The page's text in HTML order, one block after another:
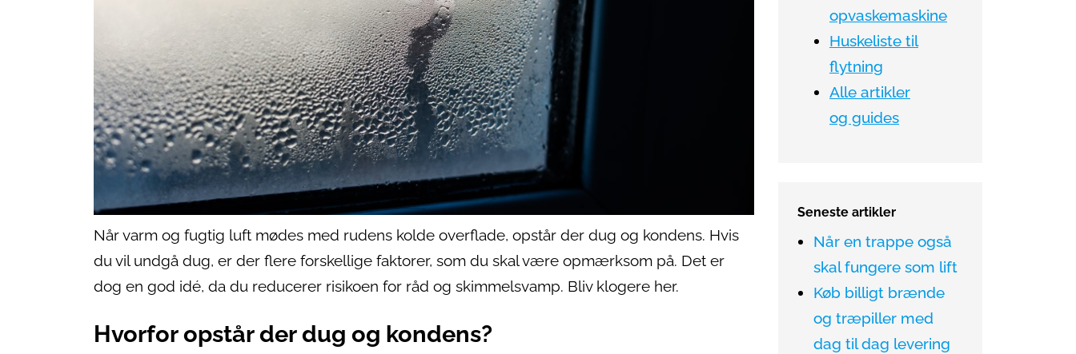
Når varm og fugtig luft mødes med rudens kolde overflade, opstår der dug og kondens. Hvis
du vil undgå dug, er der flere forskellige faktorer, som du skal være opmærksom på. Det er
dog en god idé, da du reducerer risikoen for råd og skimmelsvamp. Bliv klogere her.
Hvorfor opstår der dug og kondens?
opvaskemaskine
Huskeliste til
flytning
Alle artikler
og guides
Seneste artikler
Når en trappe også
skal fungere som lift
Køb billigt brænde
og træpiller med
dag til dag levering